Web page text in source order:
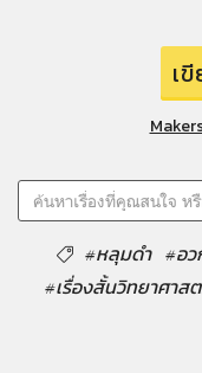
เ
#หลุมดำ #อว
#เรื่องสั้นวิทยาศาส